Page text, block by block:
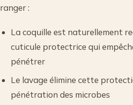
ranger :
La coquille est naturellement
cuticule protectrice qui
pénétrer
Le lavage élimine cette
pénétration des microbes